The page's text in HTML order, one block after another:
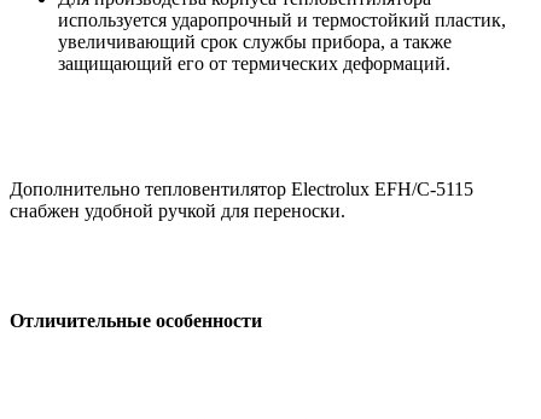
используется ударопрочный и термостойкий пластик,
увеличивающий срок службы прибора, а также
защищающий его от термических деформаций.
Дополнительно тепловентилятор Electrolux EFH/C-5115
снабжен удобной ручкой для переноски.
Отличительные особенности